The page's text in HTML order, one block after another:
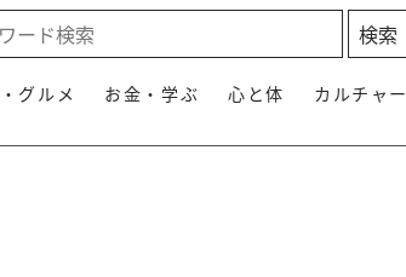
グルメ お金・学ぶ 心と体 カルチャー